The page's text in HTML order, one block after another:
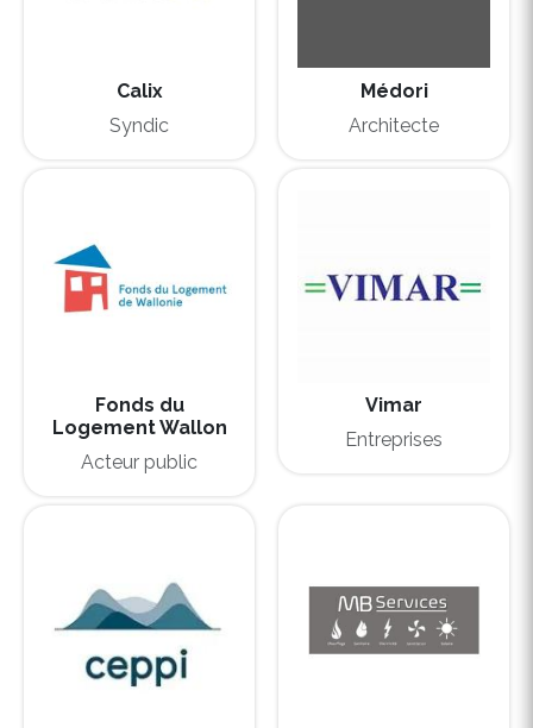
Calix
Syndic
Médori
Architecte
Fonds du
Logement Wallon
Acteur public
Vimar
Entreprises